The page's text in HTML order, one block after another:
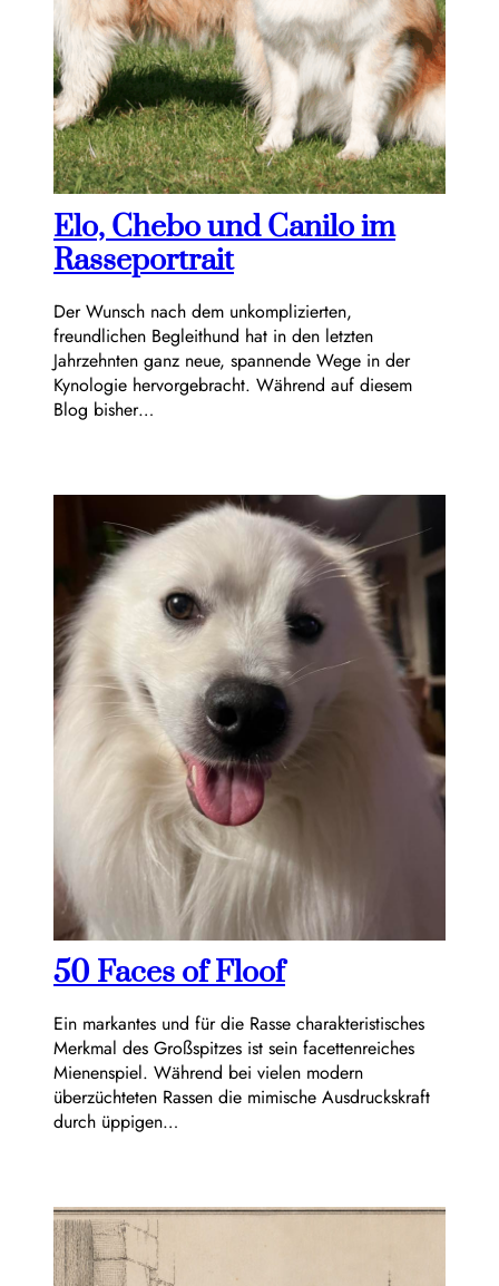
Elo, Chebo und Canilo im
Rasseportrait
Der Wunsch nach dem unkomplizierten,
freundlichen Begleithund hat in den letzten
Jahrzehnten ganz neue, spannende Wege in der
Kynologie hervorgebracht. Während auf diesem
Blog bisher…
50 Faces of Floof
Ein markantes und für die Rasse charakteristisches
Merkmal des Großspitzes ist sein facettenreiches
Mienenspiel. Während bei vielen modern
überzüchteten Rassen die mimische Ausdruckskraft
durch üppigen…